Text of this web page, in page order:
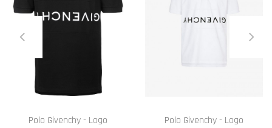
Polo Givenchy - Logo Polo Givenchy - Logo